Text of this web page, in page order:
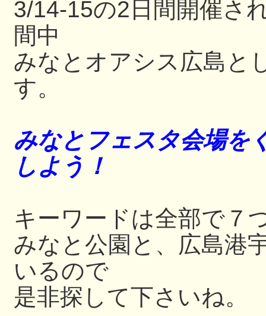
3/14-15の2日間開催さ
間中
みなとオアシス広島と
す。
みなとフェスタ会場を
しよう！
キーワードは全部
みなと公園と、広島港
いるので
是非探して下さいね。